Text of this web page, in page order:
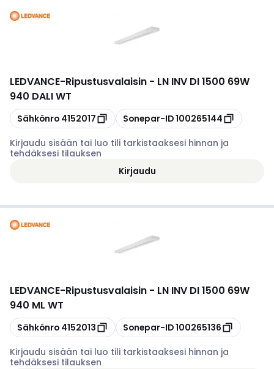
LEDVANCE-Ripustusvalaisin - LN INV DI 1500 69W
940 DALI WT
Kopioi
Sähkönro 4152017 Kopioi
Sonepar-ID100265144
Kirjaudu sisään tai luo tili tarkistaaksesi hinnan ja
tehdäksesi tilauksen
Kirjaudu
LEDVANCE-Ripustusvalaisin - LN INV DI 1500 69W
940 ML WT
Kopioi
Sähkönro 4152013 Kopioi
Sonepar-ID100265136
Kirjaudu sisään tai luo tili tarkistaaksesi hinnan ja
tehdäksesi tilauksen